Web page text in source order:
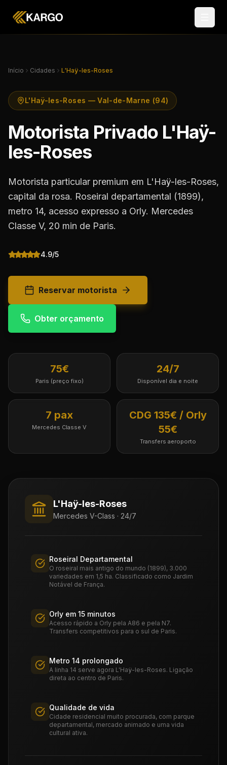
Início Cidades L'Haÿ-les-Roses
L'Haÿ-les-Roses — Val-de-Marne (94)
Motorista Privado L'Haÿ-
les-Roses
Motorista particular premium em L'Haÿ-les-Roses,
capital da rosa. Roseiral departamental (1899),
metro 14, acesso expresso a Orly. Mercedes
Classe V, 20 min de Paris.
4.9/5
Reservar motorista
Obter orçamento
75€
Paris (preço fixo)
24/7
Disponível dia e noite
7 pax
Mercedes Classe V
CDG 135€ / Orly
55€
Transfers aeroporto
L'Haÿ-les-Roses
Mercedes V-Class · 24/7
Roseiral Departamental
O roseiral mais antigo do mundo (1899), 3.000
variedades em 1,5 ha. Classificado como Jardim
Notável de França.
Orly em 15 minutos
Acesso rápido a Orly pela A86 e pela N7.
Transfers competitivos para o sul de Paris.
Metro 14 prolongado
A linha 14 serve agora L'Haÿ-les-Roses. Ligação
direta ao centro de Paris.
Qualidade de vida
Cidade residencial muito procurada, com parque
departamental, mercado animado e uma vida
cultural ativa.